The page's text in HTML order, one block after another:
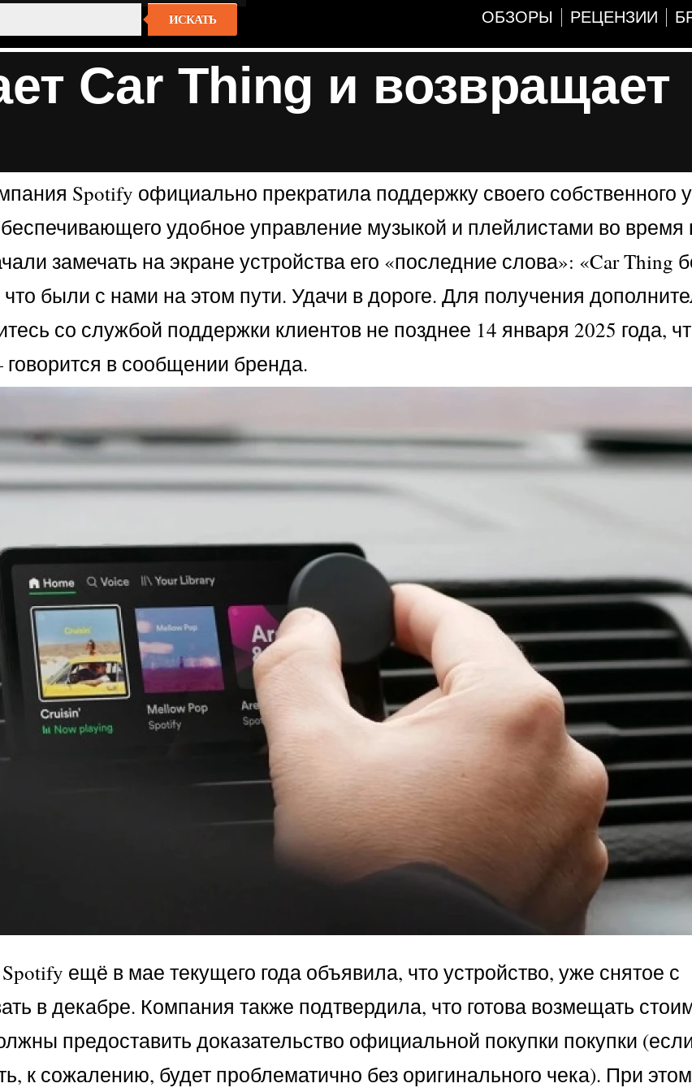
ИСКАТЬ ОБЗОРЫ РЕЦЕНЗИИ
Car Thing и возвращает
Spotify официально прекратила поддержку своего собственного
удобное управление музыкой и плейлистами во
замечать на экране устройства его «последние слова»: «Car Thing
были с нами на этом пути. Удачи в дороге. Для получения
со службой поддержки клиентов не позднее 14 января 2025 года,
в сообщении бренда.
ещё в мае текущего года объявила, что устройство, уже снятое с
в декабре. Компания также подтвердила, что готова возмещать
предоставить доказательство официальной покупки покупки
к сожалению, будет проблематично без оригинального чека). При